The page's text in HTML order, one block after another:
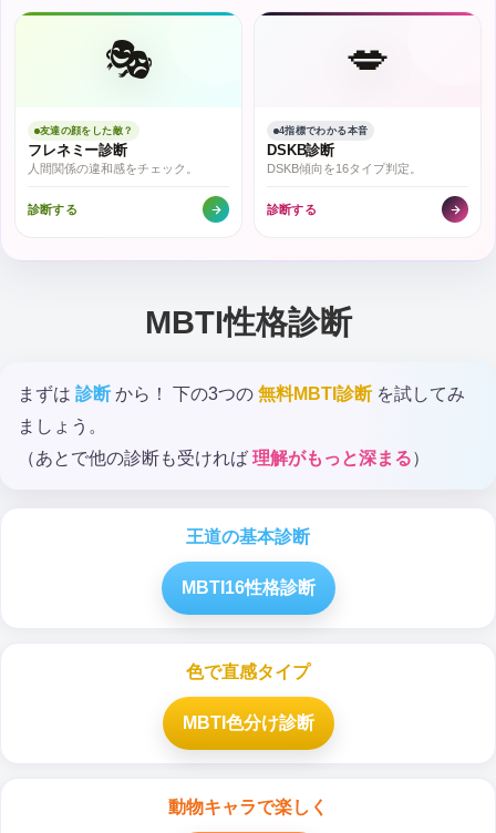
🎭
友達の顔をした敵？
フレネミー診断
人間関係の違和感をチェック。
診断する
💋
4指標でわかる本音
DSKB診断
DSKB傾向を16タイプ判定。
診断する
MBTI性格診断
まずは 診断 から！ 下の3つの 無料MBTI診断を試してみ
ましょう。
（あとで他の診断も受ければ 理解がもっと深まる）
王道の基本診断
MBTI16性格診断
色で直感タイプ
MBTI色分け診断
動物キャラで楽しく